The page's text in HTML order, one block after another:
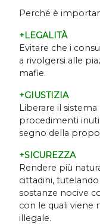
Perché è
+LEGALITÀ
Evitare che i
a rivolgersi alle
mafie.
+GIUSTIZIA
Liberare il
procedimenti
segno della
+SICUREZZA
Rendere più
cittadini,
sostanze nocive
con le quali viene
illegale.